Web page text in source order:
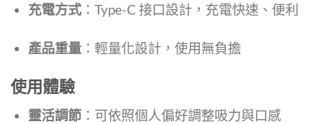
充電方式：Type-C 接口設計，充電快速、便利
產品重量：輕量化設計，使用無負擔
使用體驗
靈活調節：可依照個人偏好調整吸力與口感